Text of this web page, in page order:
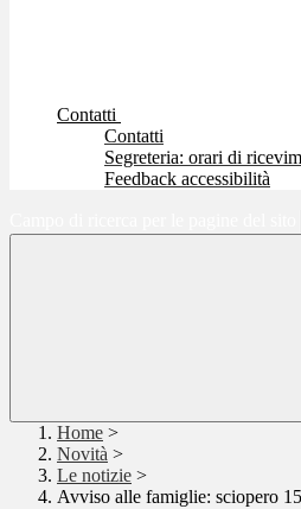
Contatti
Contatti
Segreteria: orari di
Feedback accessibilità
Home >
Novità >
Le notizie >
Avviso alle famiglie: sciopero